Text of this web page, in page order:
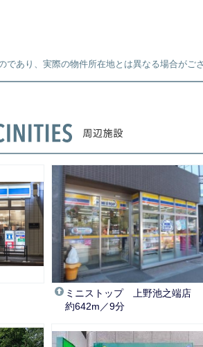
あり、実際の物件所在地とは異なる場合がござ
ミニストップ 上野池之端店
約642m／9分